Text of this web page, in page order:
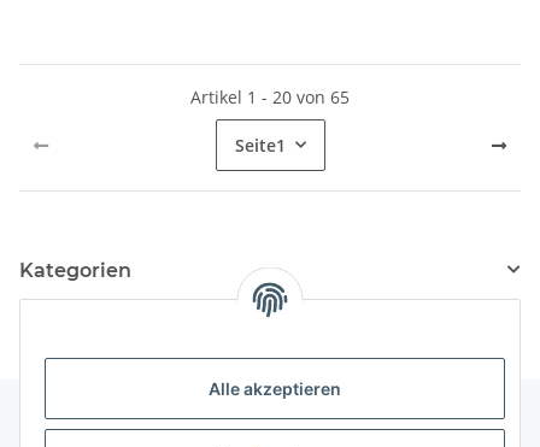
Alle akzeptieren
Artikel 1 - 20 von 65
Seite1
Kategorien